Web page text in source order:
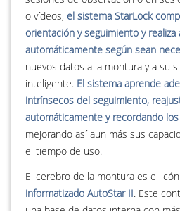
o vídeos, el sistema StarLock
orientación y seguimiento y realiza
automáticamente según sean
nuevos datos a la montura y a su
inteligente. El sistema aprende
intrínsecos del seguimiento,
automáticamente y recordando
mejorando así aun más sus
el tiempo de uso.
El cerebro de la montura es el
informatizado AutoStar II. Este